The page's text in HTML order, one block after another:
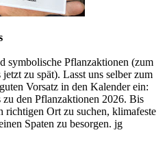
symbolische Pflanzaktionen (zum
zu spät). Lasst uns selber zum
Vorsatz in den Kalender ein:
den Pflanzaktionen 2026. Bis
richtigen Ort zu suchen, klimafeste
Spaten zu besorgen. jg